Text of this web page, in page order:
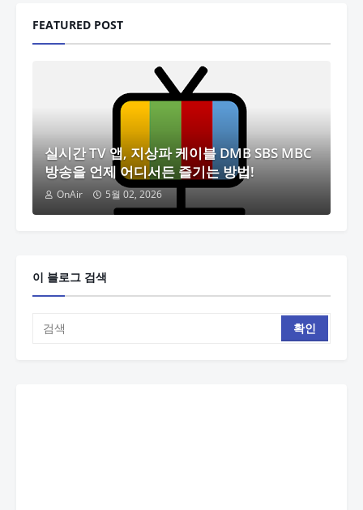
FEATURED POST
실시간 TV 앱, 지상파 케이블 DMB SBS MBC
방송을 언제 어디서든 즐기는 방법!
OnAir 5월 02, 2026
이 블로그 검색